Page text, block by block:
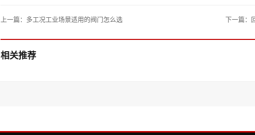
上一篇： 多工况工业场景适用的阀门怎么选 下一篇：
相关推荐